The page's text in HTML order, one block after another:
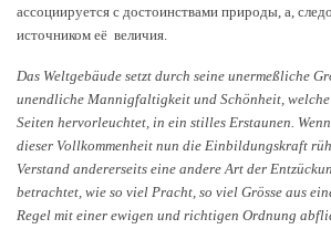
ассоциируется с достоинствами природы, а,
источником её величия.
Das Weltgebäude setzt durch seine unermeßliche
unendliche Mannigfaltigkeit und Schönheit,
Seiten hervorleuchtet, in ein stilles Erstaunen.
dieser Vollkommenheit nun die Einbildungskraft
Verstand andererseits eine andere Art der
betrachtet, wie so viel Pracht, so viel Grösse aus
Regel mit einer ewigen und richtigen Ordnung